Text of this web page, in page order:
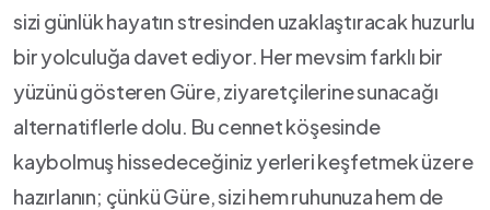
sizi ⁤günlük hayatın stresinden uzaklaştıracak huzurlu
bir⁣ yolculuğa davet ediyor. Her mevsim farklı bir
⁢yüzünü gösteren Güre, ziyaretçilerine sunacağı
alternatiflerle dolu. Bu cennet ⁤köşesinde
kaybolmuş hissedeceğiniz yerleri keşfetmek üzere
hazırlanın; çünkü Güre, sizi hem ‌ruhunuza ⁤hem de